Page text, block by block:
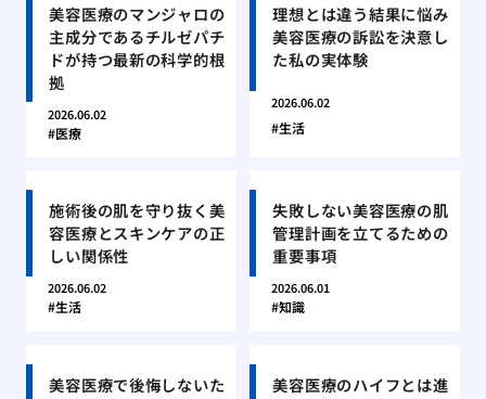
美容医療のマンジャロの
主成分であるチルゼパチ
ドが持つ最新の科学的根
拠
2026.06.02
医療
理想とは違う結果に悩み
美容医療の訴訟を決意し
た私の実体験
2026.06.02
生活
施術後の肌を守り抜く美
容医療とスキンケアの正
しい関係性
2026.06.02
生活
失敗しない美容医療の肌
管理計画を立てるための
重要事項
2026.06.01
知識
美容医療で後悔しないた
美容医療のハイフとは進